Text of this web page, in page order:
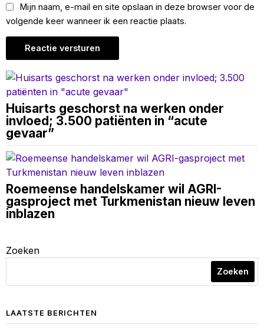
Mijn naam, e-mail en site opslaan in deze browser voor de
volgende keer wanneer ik een reactie plaats.
Huisarts geschorst na werken onder
invloed; 3.500 patiënten in “acute
gevaar”
Roemeense handelskamer wil AGRI-
gasproject met Turkmenistan nieuw leven
inblazen
Zoeken
Zoeken
LAATSTE BERICHTEN